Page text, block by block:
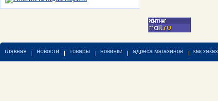
главная новости товары новинки адреса магазинов как